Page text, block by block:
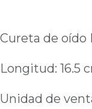
Cureta de oído
Longitud: 16.5
Unidad de